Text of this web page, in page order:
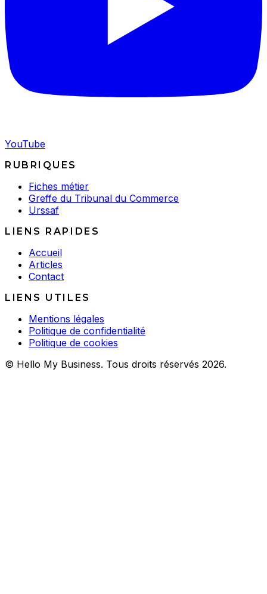
YouTube
RUBRIQUES
Fiches métier
Greffe du Tribunal du Commerce
Urssaf
LIENS RAPIDES
Accueil
Articles
Contact
LIENS UTILES
Mentions légales
Politique de confidentialité
Politique de cookies
© Hello My Business. Tous droits réservés 2026.